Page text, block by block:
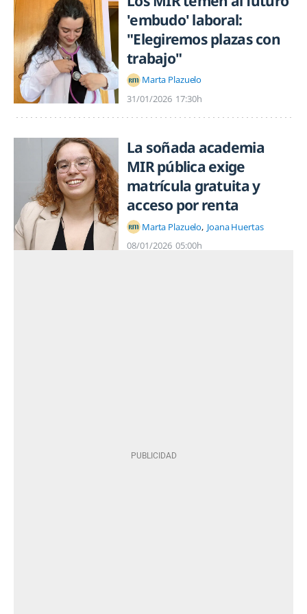
'embudo' laboral:
"Elegiremos plazas con
trabajo"
Marta Plazuelo
31/01/2026 17:30h
La soñada academia
MIR pública exige
matrícula gratuita y
acceso por renta
Marta Plazuelo Joana Huertas
08/01/2026 05:00h